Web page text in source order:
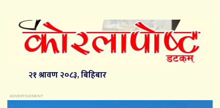
२१ श्रावण २०८३, बिहिबार